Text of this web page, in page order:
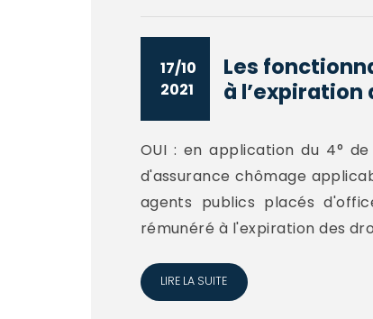
17/10
2021
Les
à l’expiration
OUI : en application du 4°
d'assurance chômage
agents publics placés
rémunéré à l'expiration des
LIRE LA SUITE